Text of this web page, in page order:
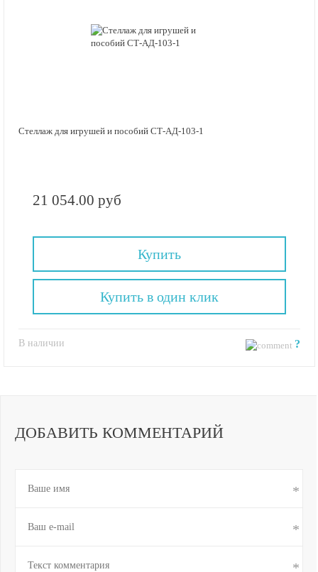
Стеллаж для игрушей и пособий СТ-АД-103-1
21 054.00 руб
Купить
В наличии ?
Купить в один клик
ДОБАВИТЬ КОММЕНТАРИЙ